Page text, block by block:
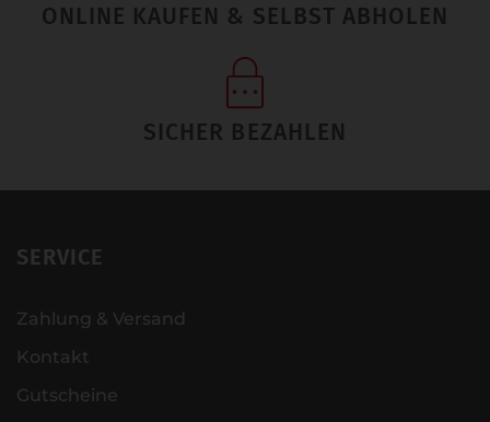
ONLINE KAUFEN & SELBST ABHOLEN
SICHER BEZAHLEN
SERVICE
Zahlung & Versand
Kontakt
Gutscheine